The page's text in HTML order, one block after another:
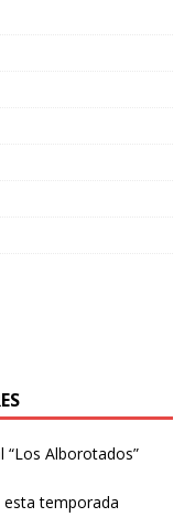
“Los Alborotados”
esta temporada